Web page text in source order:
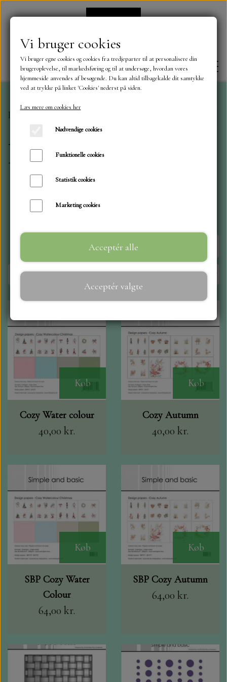
OM OS
KONTAKT
WEBSHOP
REPRINT
NYHEDER
MAJA KARTON
MINTAY PAPERS
DIE CUTS FRA MINTAY
DIE CUTS OG KLISTERMÆRKER
MØNSTER BLOKKE 15 X 15 CM.
MØNSTER BLOKKE 20X20 CM
MØNSTER BLOKKE 30,5 X 30,5 CM
..MØNSTREDE OG ENSFARVEDE
A6 BLOKKE
Forside
Nyheder
Pris
Side 1 / 19
Køb
Cozy Water colour
40,00 kr.
Køb
Cozy Autumn
40,00 kr.
Køb
SBP Cozy Water
Colour
64,00 kr.
Køb
SBP Cozy Autumn
64,00 kr.
Vi bruger cookies
Vi bruger egne cookies og cookies fra tredjeparter til at personalisere din
brugeroplevelse, til markedsføring og til at undersøge, hvordan vores
hjemmeside anvendes af besøgende. Du kan altid tilbagekalde dit samtykke
ved at trykke på linket 'Cookies' nederst på siden.
Læs mere om cookies her
Nødvendige cookies
Funktionelle cookies
Statistik cookies
Marketing cookies
Acceptér alle
Acceptér valgte